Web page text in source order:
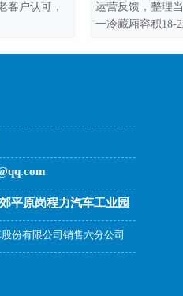
客户认可，
运营反馈，整理
一冷藏厢容积18-
平原岗程力汽车工业园
份有限公司销售六分公司